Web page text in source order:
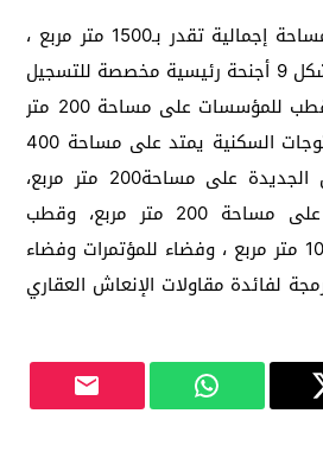
وسيقام المعرض على مساحة إجمالية تقدر بـ1500 متر مربع ،
بحيث تم تصميمه على شكل 9 أجنحة رئيسية مخصصة للتسجيل
والاستقبال والإرشاد، وقطب للمؤسسات على مساحة 200 متر
مربع، وجناح خاص بالمنتوجات السكنية يمتد على مساحة 400
متر مربع، وقطب المدن الجديدة على مساحة200 متر مربع،
وجناح خاص بالشركاء على مساحة 200 متر مربع، وقطب
التنشيط على مساحة 100 متر مربع ، وفضاء للمؤتمرات وفضاء
لفائدة مقاولات الإنعاش العقاري